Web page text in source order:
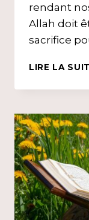
rendant
Allah doit
sacrifice
LIRE LA